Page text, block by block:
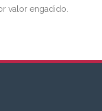
valor engadido.